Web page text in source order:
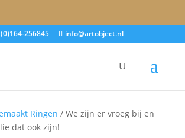
256845 info@artobject.nl
Ringen / We zijn er vroeg bij en
dat ook zijn!